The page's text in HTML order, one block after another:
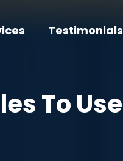
Testimonials
To Use